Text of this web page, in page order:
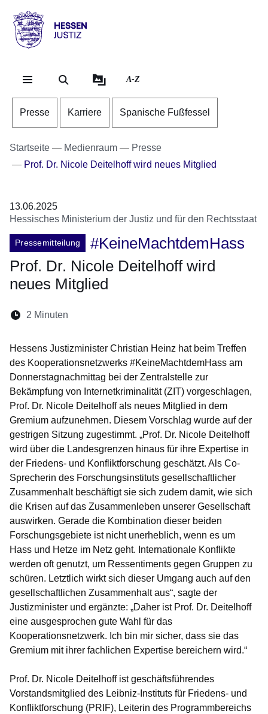
Hessen
Justiz
A-Z
Presse Karriere Spanische Fußfessel
Startseite Medienraum
Presse
Prof. Dr. Nicole Deitelhoff wird neues Mitglied
13.06.2025
Hessisches Ministerium der Justiz und für den Rechtsstaat
Pressemitteilung
#KeineMachtdemHass
Prof. Dr. Nicole Deitelhoff wird
neues Mitglied
Lesedauer:
2 Minuten
Hessens Justizminister Christian Heinz hat beim Treffen
des Kooperationsnetzwerks #KeineMachtdemHass am
Donnerstagnachmittag bei der Zentralstelle zur
Bekämpfung von Internetkriminalität (ZIT) vorgeschlagen,
Prof. Dr. Nicole Deitelhoff als neues Mitglied in dem
Gremium aufzunehmen. Diesem Vorschlag wurde auf der
gestrigen Sitzung zugestimmt. „Prof. Dr. Nicole Deitelhoff
wird über die Landesgrenzen hinaus für ihre Expertise in
der Friedens- und Konfliktforschung geschätzt. Als Co-
Sprecherin des Forschungsinstituts gesellschaftlicher
Zusammenhalt beschäftigt sie sich zudem damit, wie sich
die Krisen auf das Zusammenleben unserer Gesellschaft
auswirken. Gerade die Kombination dieser beiden
Forschungsgebiete ist nicht unerheblich, wenn es um
Hass und Hetze im Netz geht. Internationale Konflikte
werden oft genutzt, um Ressentiments gegen Gruppen zu
schüren. Letztlich wirkt sich dieser Umgang auch auf den
gesellschaftlichen Zusammenhalt aus“, sagte der
Justizminister und ergänzte: „Daher ist Prof. Dr. Deitelhoff
eine ausgesprochen gute Wahl für das
Kooperationsnetzwerk. Ich bin mir sicher, dass sie das
Gremium mit ihrer fachlichen Expertise bereichern wird.“
Prof. Dr. Nicole Deitelhoff ist geschäftsführendes
Vorstandsmitglied des Leibniz-Instituts für Friedens- und
Konfliktforschung (PRIF), Leiterin des Programmbereichs